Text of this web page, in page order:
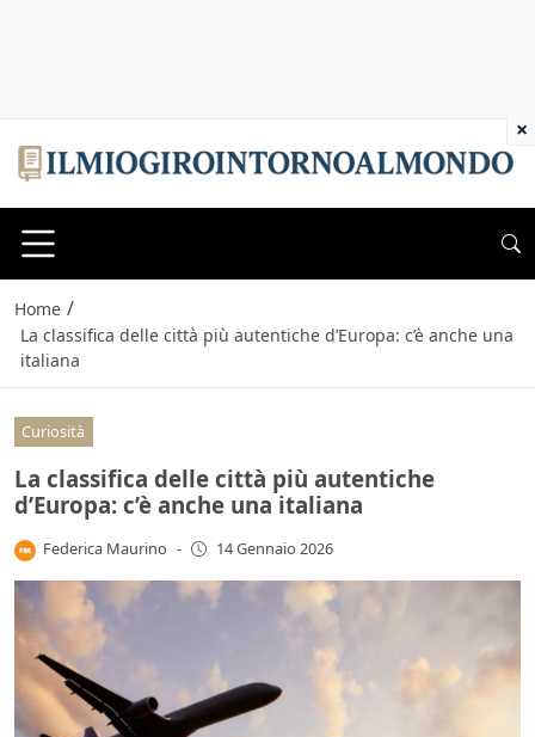
Home /
La classifica delle città più autentiche d’Europa: c’è anche una
italiana
Curiosità
La classifica delle città più autentiche
d’Europa: c’è anche una italiana
Federica Maurino - 14 Gennaio 2026
×